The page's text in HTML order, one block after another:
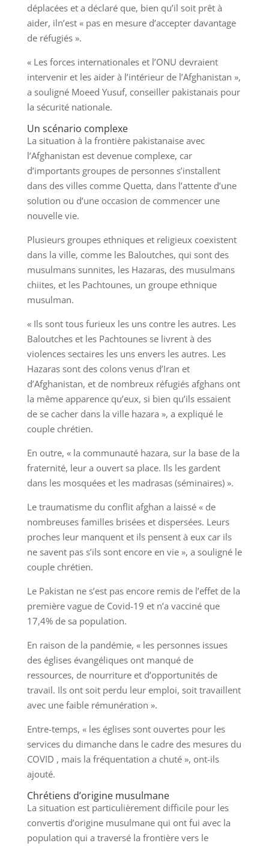
déplacées et a déclaré que, bien qu’il soit prêt à
aider, iln’est « pas en mesure d’accepter davantage
de réfugiés ».
« Les forces internationales et l’ONU devraient
intervenir et les aider à l’intérieur de l’Afghanistan »,
a souligné Moeed Yusuf, conseiller pakistanais pour
la sécurité nationale.
Un scénario complexe
La situation à la frontière pakistanaise avec
l’Afghanistan est devenue complexe, car
d’importants groupes de personnes s’installent
dans des villes comme Quetta, dans l’attente d’une
solution ou d’une occasion de commencer une
nouvelle vie.
Plusieurs groupes ethniques et religieux coexistent
dans la ville, comme les Baloutches, qui sont des
musulmans sunnites, les Hazaras, des musulmans
chiites, et les Pachtounes, un groupe ethnique
musulman.
« Ils sont tous furieux les uns contre les autres. Les
Baloutches et les Pachtounes se livrent à des
violences sectaires les uns envers les autres. Les
Hazaras sont des colons venus d’Iran et
d’Afghanistan, et de nombreux réfugiés afghans ont
la même apparence qu’eux, si bien qu’ils essaient
de se cacher dans la ville hazara », a expliqué le
couple chrétien.
En outre, « la communauté hazara, sur la base de la
fraternité, leur a ouvert sa place. Ils les gardent
dans les mosquées et les madrasas (séminaires) ».
Le traumatisme du conflit afghan a laissé « de
nombreuses familles brisées et dispersées. Leurs
proches leur manquent et ils pensent à eux car ils
ne savent pas s’ils sont encore en vie », a souligné le
couple chrétien.
Le Pakistan ne s’est pas encore remis de l’effet de la
première vague de Covid-19 et n’a vacciné que
17,4% de sa population.
En raison de la pandémie, « les personnes issues
des églises évangéliques ont manqué de
ressources, de nourriture et d’opportunités de
travail. Ils ont soit perdu leur emploi, soit travaillent
avec une faible rémunération ».
Entre-temps, « les églises sont ouvertes pour les
services du dimanche dans le cadre des mesures du
COVID , mais la fréquentation a chuté », ont-ils
ajouté.
Chrétiens d’origine musulmane
La situation est particulièrement difficile pour les
convertis d’origine musulmane qui ont fui avec la
population qui a traversé la frontière vers le